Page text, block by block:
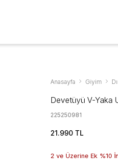
Anasayfa Giyim
Devetüyü V-Yaka
225250981
21.990 TL
2 ve Üzerine Ek %10